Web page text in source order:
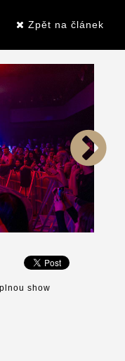
Zpět na článek
show